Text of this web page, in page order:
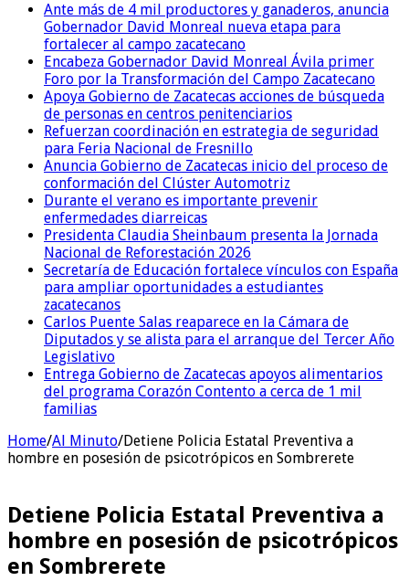
Ante más de 4 mil productores y ganaderos, anuncia
Gobernador David Monreal nueva etapa para
fortalecer al campo zacatecano
Encabeza Gobernador David Monreal Ávila primer
Foro por la Transformación del Campo Zacatecano
Apoya Gobierno de Zacatecas acciones de búsqueda
de personas en centros penitenciarios
Refuerzan coordinación en estrategia de seguridad
para Feria Nacional de Fresnillo
Anuncia Gobierno de Zacatecas inicio del proceso de
conformación del Clúster Automotriz
Durante el verano es importante prevenir
enfermedades diarreicas
Presidenta Claudia Sheinbaum presenta la Jornada
Nacional de Reforestación 2026
Secretaría de Educación fortalece vínculos con España
para ampliar oportunidades a estudiantes
zacatecanos
Carlos Puente Salas reaparece en la Cámara de
Diputados y se alista para el arranque del Tercer Año
Legislativo
Entrega Gobierno de Zacatecas apoyos alimentarios
del programa Corazón Contento a cerca de 1 mil
familias
Home/Al Minuto/Detiene Policia Estatal Preventiva a
hombre en posesión de psicotrópicos en Sombrerete
Detiene Policia Estatal Preventiva a
hombre en posesión de psicotrópicos
en Sombrerete